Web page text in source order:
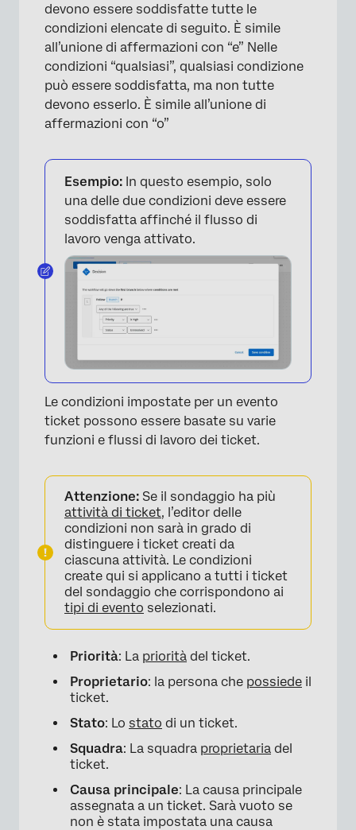
devono essere soddisfatte tutte le
condizioni elencate di seguito. È simile
all’unione di affermazioni con “e” Nelle
condizioni “qualsiasi”, qualsiasi condizione
può essere soddisfatta, ma non tutte
devono esserlo. È simile all’unione di
affermazioni con “o”
Esempio: In questo esempio, solo
una delle due condizioni deve essere
soddisfatta affinché il flusso di
lavoro venga attivato.
×
Le condizioni impostate per un evento
ticket possono essere basate su varie
funzioni e flussi di lavoro dei ticket.
Attenzione: Se il sondaggio ha più
attività di ticket, l’editor delle
condizioni non sarà in grado di
distinguere i ticket creati da
ciascuna attività. Le condizioni
create qui si applicano a tutti i ticket
del sondaggio che corrispondono ai
tipi di evento selezionati.
Priorità: La priorità del ticket.
Proprietario: la persona che possiede il
ticket.
Stato: Lo stato di un ticket.
Squadra: La squadra proprietaria del
ticket.
Causa principale: La causa principale
assegnata a un ticket. Sarà vuoto se
non è stata impostata una causa